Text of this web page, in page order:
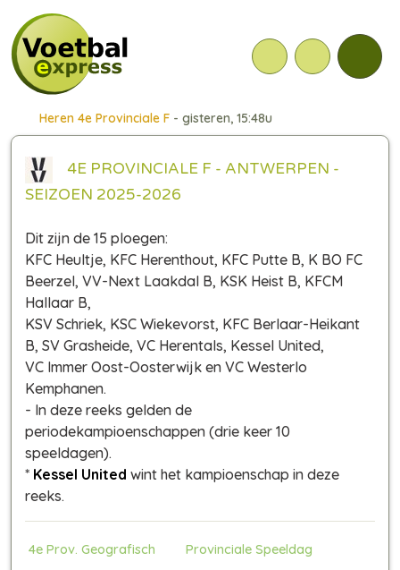
Heren 4e Provinciale F- gisteren, 15:48u
4E PROVINCIALE F - ANTWERPEN -
SEIZOEN 2025-2026
Dit zijn de 15 ploegen:
KFC Heultje, KFC Herenthout, KFC Putte B, K BO FC
Beerzel, VV-Next Laakdal B, KSK Heist B, KFCM
Hallaar B,
KSV Schriek, KSC Wiekevorst, KFC Berlaar-Heikant
B, SV Grasheide, VC Herentals, Kessel United,
VC Immer Oost-Oosterwijk en VC Westerlo
Kemphanen.
- In deze reeks gelden de
periodekampioenschappen (drie keer 10
speeldagen).
* Kessel United wint het kampioenschap in deze
reeks.
4e Prov. Geografisch
Provinciale Speeldag